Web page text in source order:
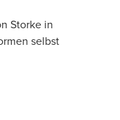
Storke in
selbst